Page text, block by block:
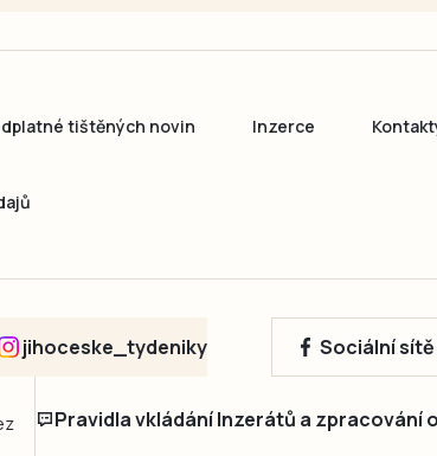
tištěných novin Inzerce
jihoceske_tydeniky Sociální
Pravidla vkládání Inzerátů a zpracování